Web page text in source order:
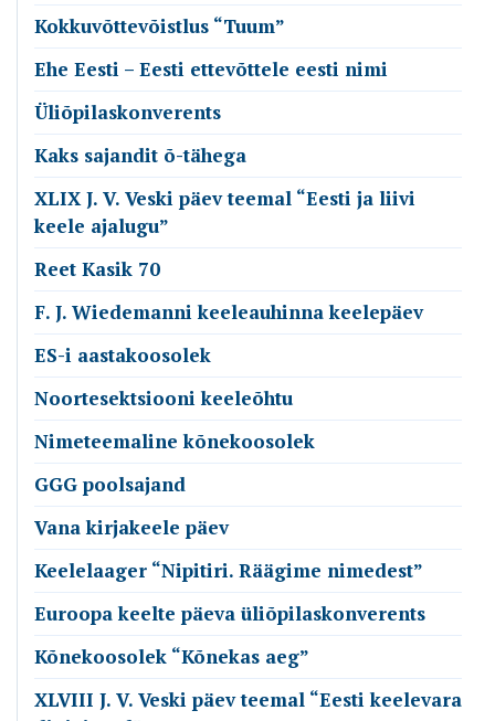
Kokkuvõttevõistlus “Tuum”
Ehe Eesti – Eesti ettevõttele eesti nimi
Üliõpilaskonverents
Kaks sajandit õ-tähega
XLIX J. V. Veski päev teemal “Eesti ja liivi
keele ajalugu”
Reet Kasik 70
F. J. Wiedemanni keeleauhinna keelepäev
ES-i aastakoosolek
Noortesektsiooni keeleõhtu
Nimeteemaline kõnekoosolek
GGG poolsajand
Vana kirjakeele päev
Keelelaager “Nipitiri. Räägime nimedest”
Euroopa keelte päeva üliõpilaskonverents
Kõnekoosolek “Kõnekas aeg”
XLVIII J. V. Veski päev teemal “Eesti keelevara